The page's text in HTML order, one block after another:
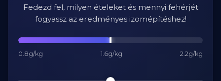
Fedezd fel, milyen ételeket és mennyi fehérjét
fogyassz az eredményes izomépítéshez!
0.8g/kg 1.6g/kg 2.2g/kg